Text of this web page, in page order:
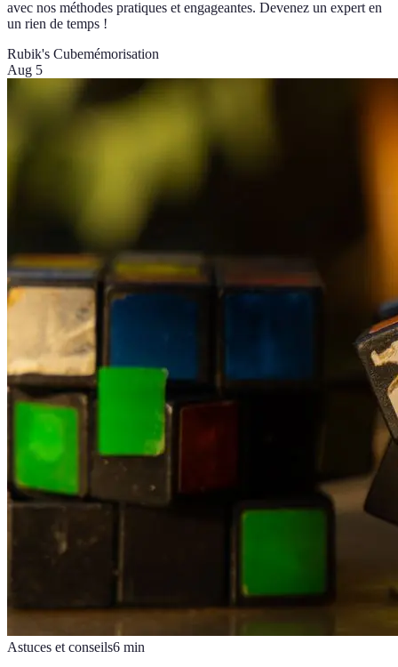
avec nos méthodes pratiques et engageantes. Devenez un expert en
un rien de temps !
Rubik's Cubemémorisation
Aug 5
Astuces et conseils6 min